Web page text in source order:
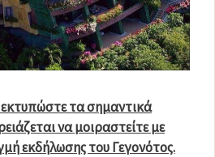
τα σημαντικά
να μοιραστείτε με
εκδήλωσης του Γεγονότος.